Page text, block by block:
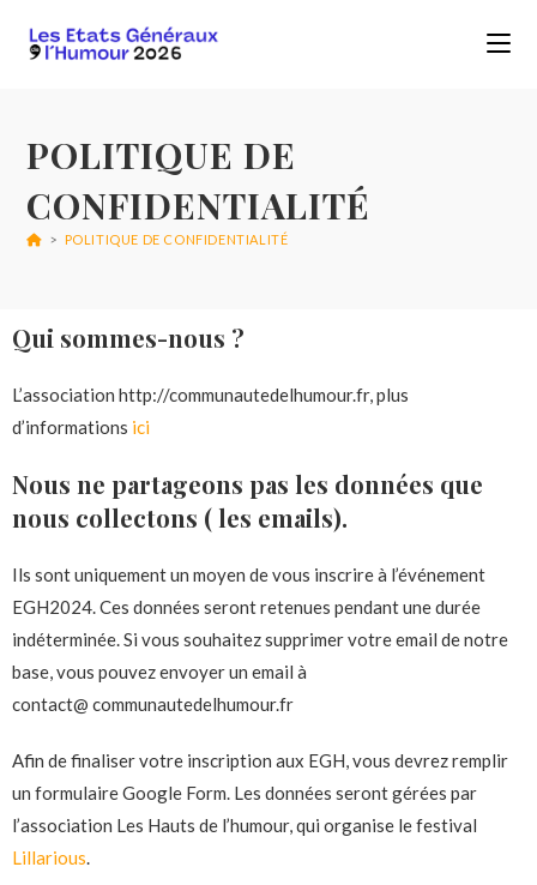
POLITIQUE DE
CONFIDENTIALITÉ
> POLITIQUE DE CONFIDENTIALITÉ
Qui sommes-nous ?
L’association http://communautedelhumour.fr, plus
d’informations ici
Nous ne partageons pas les données que
nous collectons ( les emails).
Ils sont uniquement un moyen de vous inscrire à l’événement
EGH2024. Ces données seront retenues pendant une durée
indéterminée. Si vous souhaitez supprimer votre email de notre
base, vous pouvez envoyer un email à
contact@ communautedelhumour.fr
Afin de finaliser votre inscription aux EGH, vous devrez remplir
un formulaire Google Form. Les données seront gérées par
l’association Les Hauts de l’humour, qui organise le festival
Lillarious.